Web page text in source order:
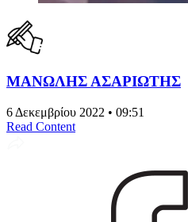
ΜΑΝΩΛΗΣ ΑΣΑΡΙΩΤΗΣ
6 Δεκεμβρίου 2022 • 09:51
Read Content